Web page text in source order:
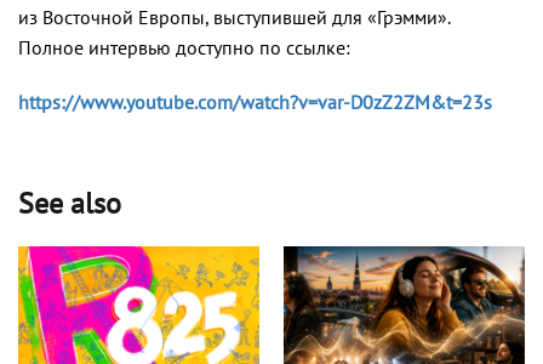
из Восточной Европы, выступившей для «Грэмми».
Полное интервью доступно по ссылке:
https://www.youtube.com/watch?v=var-D0zZ2ZM&t=23s
See also